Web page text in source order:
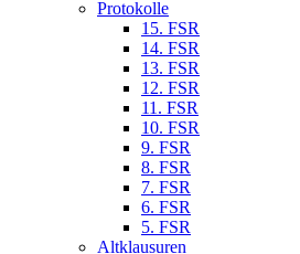
Protokolle
15. FSR
14. FSR
13. FSR
12. FSR
11. FSR
10. FSR
9. FSR
8. FSR
7. FSR
6. FSR
5. FSR
Altklausuren